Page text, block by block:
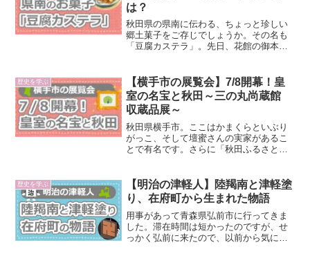
は？
秋田県の県南に伝わる、ちょっと珍しい
郷土菓子をご存じでしょうか。その名も
「豆腐カステラ」。先日、花館の御本陣
場」で出会ったのが、この素朴なお菓子
でした。豆腐カステラとは...
歴史を学ぶ
【横手市の展覧会】7/8開幕！皇
室の名宝と秋田～三の丸尚蔵館
収蔵品展～
秋田県横手市。ここはかまくらといぶり
がっこ、そして壇蜜さんの実家があるこ
とで有名です。さらに「秋田ふるさと
秋田ふるさと村内に併設されている秋田
県立近代美術館では、今週末...
歴史を学ぶ
【明治の津軽人】陸羯南と津軽塗
り、在府町から生まれた物語
用事があって青森県弘前市に行ってきま
した。滞在時間は短かったのですが、せ
っかく弘前に来たので、以前から気にな